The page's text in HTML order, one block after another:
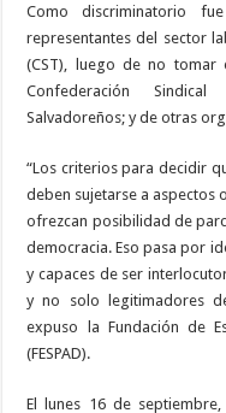
Como discriminatorio
representantes del sector
(CST), luego de no tomar
Confederación
Salvadoreños; y de otras
“Los criterios para decidir
deben sujetarse a aspectos
ofrezcan posibilidad de
democracia. Eso pasa por
y capaces de ser
y no solo legitimadores
expuso la Fundación de
(FESPAD).
El lunes 16 de